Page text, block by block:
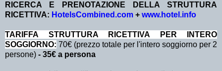
RICERCA E PRENOTAZIONE DELLA STRUTTURA
RICETTIVA: HotelsCombined.com + www.hotel.info
TA RIFFA STRUTTURA RICETTIVA PER INTERO
SOGGIORNO: 70€ (prezzo totale per l'intero soggiorno per 2
persone) - 35€ a persona